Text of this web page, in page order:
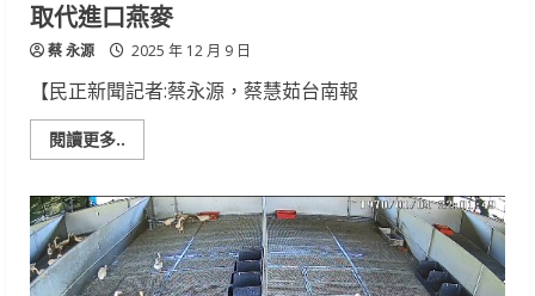
取代進口燕麥
蔡 永源 2025 年 12 月 9 日
【民正新聞記者:蔡永源，蔡慧茹台南報
閱讀更多..
more
產
燕
麥
產
量
高